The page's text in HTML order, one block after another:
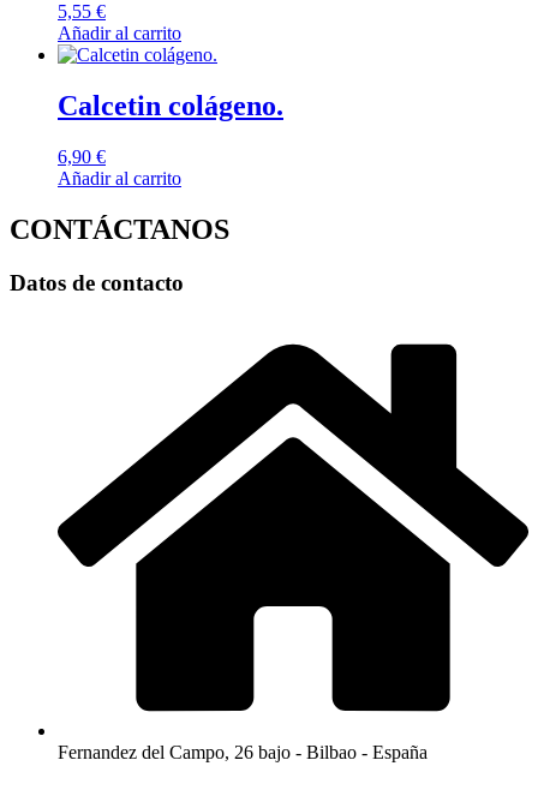
5,55 €
Añadir al carrito
Calcetin colágeno.
6,90 €
Añadir al carrito
CONTÁCTANOS
Datos de contacto
Fernandez del Campo, 26 bajo - Bilbao - España